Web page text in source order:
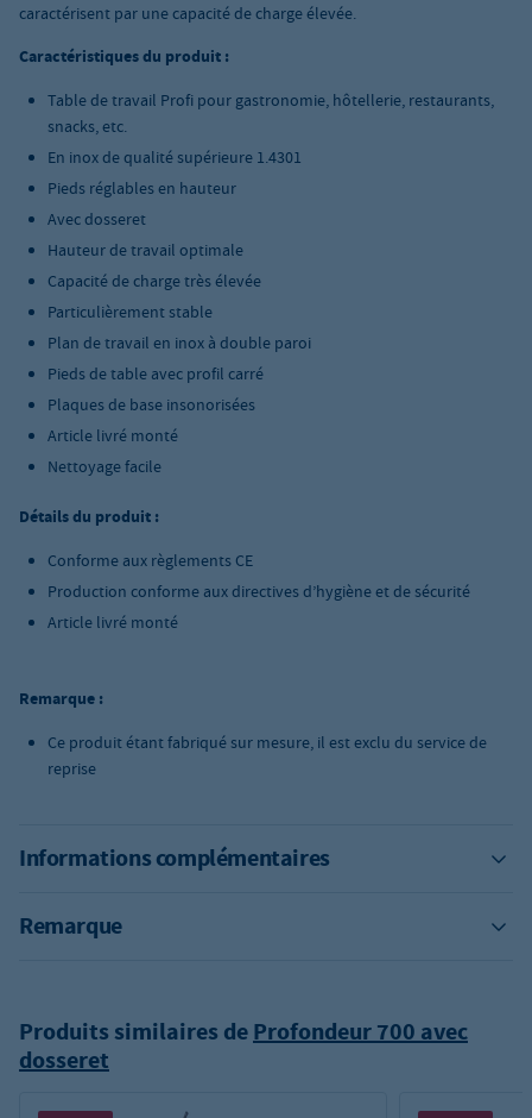
caractérisent par une capacité de charge élevée.
Caractéristiques du produit :
Table de travail Profi pour gastronomie, hôtellerie, restaurants,
snacks, etc.
En inox de qualité supérieure 1.4301
Pieds réglables en hauteur
Avec dosseret
Hauteur de travail optimale
Capacité de charge très élevée
Particulièrement stable
Plan de travail en inox à double paroi
Pieds de table avec profil carré
Plaques de base insonorisées
Article livré monté
Nettoyage facile
Détails du produit :
Conforme aux règlements CE
Production conforme aux directives d’hygiène et de sécurité
Article livré monté
Remarque :
Ce produit étant fabriqué sur mesure, il est exclu du service de
reprise
Informations complémentaires
Remarque
Produits similaires deProfondeur 700 avec
dosseret